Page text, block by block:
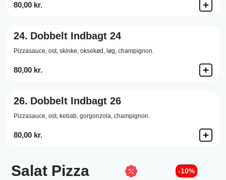
80,00 kr.
24. Dobbelt Indbagt 24
Pizzasauce, ost, skinke, oksekød, løg, champignon.
80,00 kr.
26. Dobbelt Indbagt 26
Pizzasauce, ost, kebab, gorgonzola, champignon.
80,00 kr.
Salat Pizza -10%